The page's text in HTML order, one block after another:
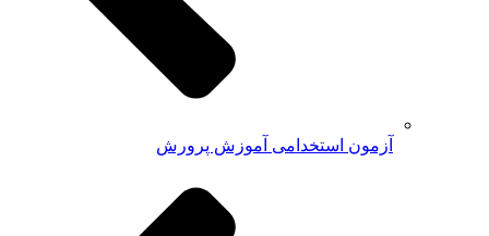
آزمون استخدامی آموزش پرورش